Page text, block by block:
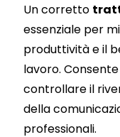
Un corretto
essenziale per
produttività e il
lavoro.
controllare il
della
professionali.